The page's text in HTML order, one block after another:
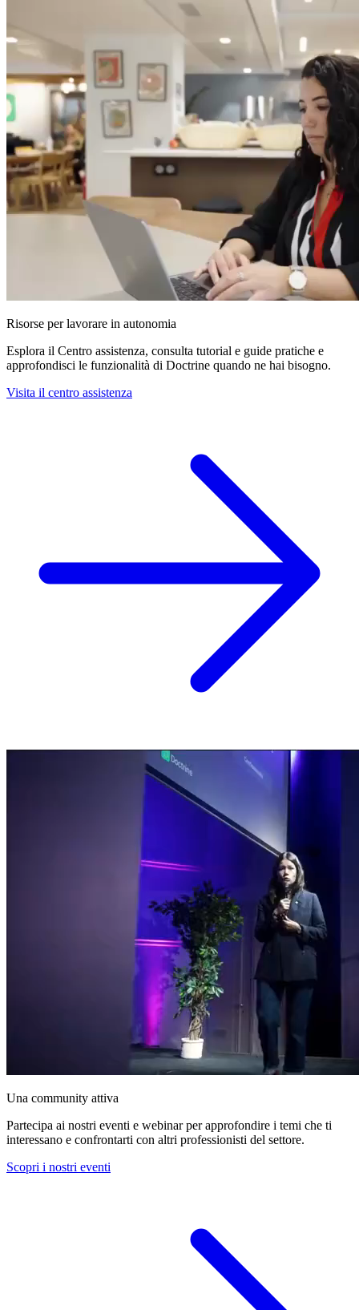
Risorse per lavorare in autonomia
Esplora il Centro assistenza, consulta tutorial e guide pratiche e
approfondisci le funzionalità di Doctrine quando ne hai bisogno.
Visita il centro assistenza
Una community attiva
Partecipa ai nostri eventi e webinar per approfondire i temi che ti
interessano e confrontarti con altri professionisti del settore.
Scopri i nostri eventi